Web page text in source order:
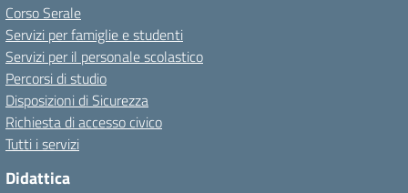
Corso Serale
Servizi per famiglie e studenti
Servizi per il personale scolastico
Percorsi di studio
Disposizioni di Sicurezza
Richiesta di accesso civico
Tutti i servizi
Didattica